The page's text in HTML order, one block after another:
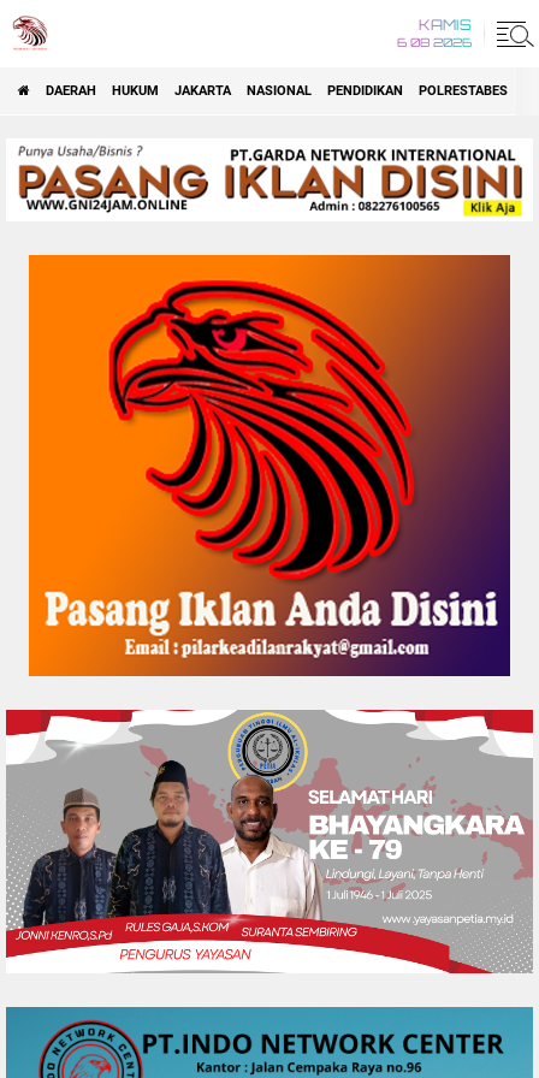
KAMIS
6 08 2026
DAERAH HUKUM JAKARTA NASIONAL PENDIDIKAN POLRESTABES